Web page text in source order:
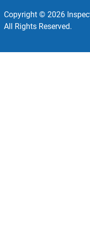
Copyright © 2026
All Rights Reserved.